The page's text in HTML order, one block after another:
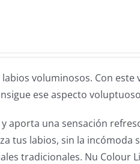
voluminosos. Con
ese aspecto
aporta una sensación
tus labios, sin la incómoda
tradicionales. Nu Colour